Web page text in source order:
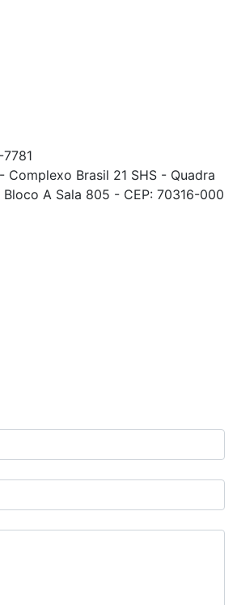
Complexo Brasil 21 SHS - Quadra
A Sala 805 - CEP: 70316-000